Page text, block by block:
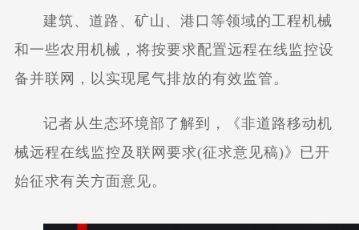
建筑、道路、矿山、港口等领域的工程机械
和一些农用机械，将按要求配置远程在线监控设
备并联网，以实现尾气排放的有效监管。
记者从生态环境部了解到，《非道路移动机
械远程在线监控及联网要求(征求意见稿)》已开
始征求有关方面意见。